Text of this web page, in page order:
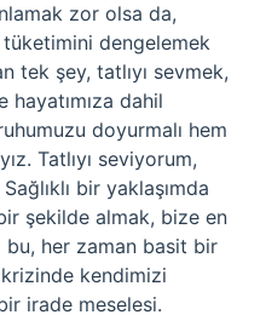
zor olsa da,
tüketimini dengelemek
tek şey, tatlıyı sevmek,
hayatımıza dahil
doyurmalı hem
Tatlıyı seviyorum,
bir yaklaşımda
şekilde almak, bize en
her zaman basit bir
kendimizi
irade meselesi.